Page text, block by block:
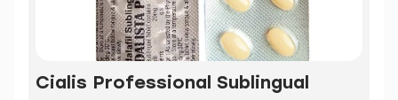
Cialis Professional Sublingual